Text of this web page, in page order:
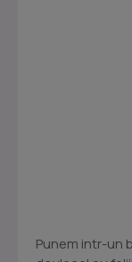
Punem intr-un